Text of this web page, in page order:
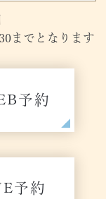
までとなります
予約
予約